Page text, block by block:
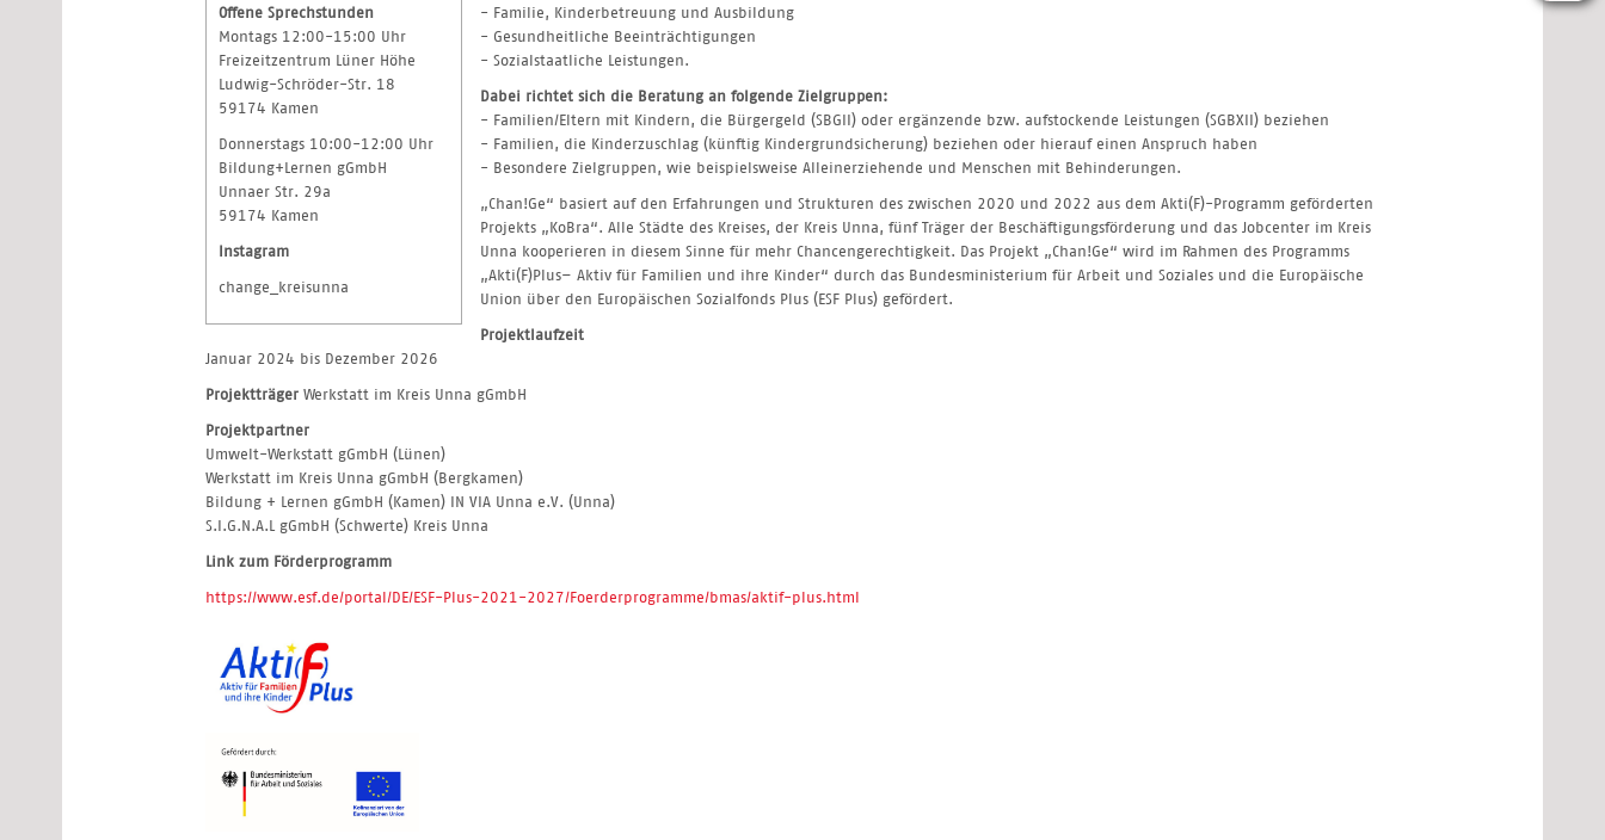
Offene Sprechstunden
Montags 12:00-15:00 Uhr
Freizeitzentrum Lüner Höhe
Ludwig-Schröder-Str. 18
59174 Kamen
Donnerstags 10:00-12:00 Uhr
Bildung+Lernen gGmbH
Unnaer Str. 29a
59174 Kamen
Instagram
change_kreisunna
- Familie, Kinderbetreuung und Ausbildung
- Gesundheitliche Beeinträchtigungen
- Sozialstaatliche Leistungen.
Dabei richtet sich die Beratung an folgende Zielgruppen:
- Familien/Eltern mit Kindern, die Bürgergeld (SBGII) oder ergänzende bzw. aufstockende Leistungen (SGBXII) beziehen
- Familien, die Kinderzuschlag (künftig Kindergrundsicherung) beziehen oder hierauf einen Anspruch haben
- Besondere Zielgruppen, wie beispielsweise Alleinerziehende und Menschen mit Behinderungen.
„Chan!Ge“ basiert auf den Erfahrungen und Strukturen des zwischen 2020 und 2022 aus dem Akti(F)-Programm geförderten
Projekts „KoBra“. Alle Städte des Kreises, der Kreis Unna, fünf Träger der Beschäftigungsförderung und das Jobcenter im Kreis
Unna kooperieren in diesem Sinne für mehr Chancengerechtigkeit. Das Projekt „Chan!Ge“ wird im Rahmen des Programms
„Akti(F)Plus– Aktiv für Familien und ihre Kinder“ durch das Bundesministerium für Arbeit und Soziales und die Europäische
Union über den Europäischen Sozialfonds Plus (ESF Plus) gefördert.
Projektlaufzeit
Januar 2024 bis Dezember 2026
Projektträger Werkstatt im Kreis Unna gGmbH
Projektpartner
Umwelt-Werkstatt gGmbH (Lünen)
Werkstatt im Kreis Unna gGmbH (Bergkamen)
Bildung + Lernen gGmbH (Kamen) IN VIA Unna e.V. (Unna)
S.I.G.N.A.L gGmbH (Schwerte) Kreis Unna
Link zum Förderprogramm
https://www.esf.de/portal/DE/ESF-Plus-2021-2027/Foerderprogramme/bmas/aktif-plus.html